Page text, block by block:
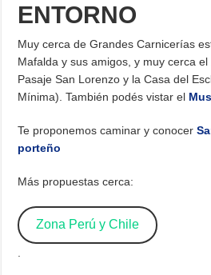
ENTORNO
Muy cerca de Grandes Carnicerías
Mafalda y sus amigos, y muy cerca
Pasaje San Lorenzo y la Casa del
Mínima). También podés vistar el
Te proponemos caminar y conocer
porteño
Más propuestas cerca:
Zona Perú y Chile